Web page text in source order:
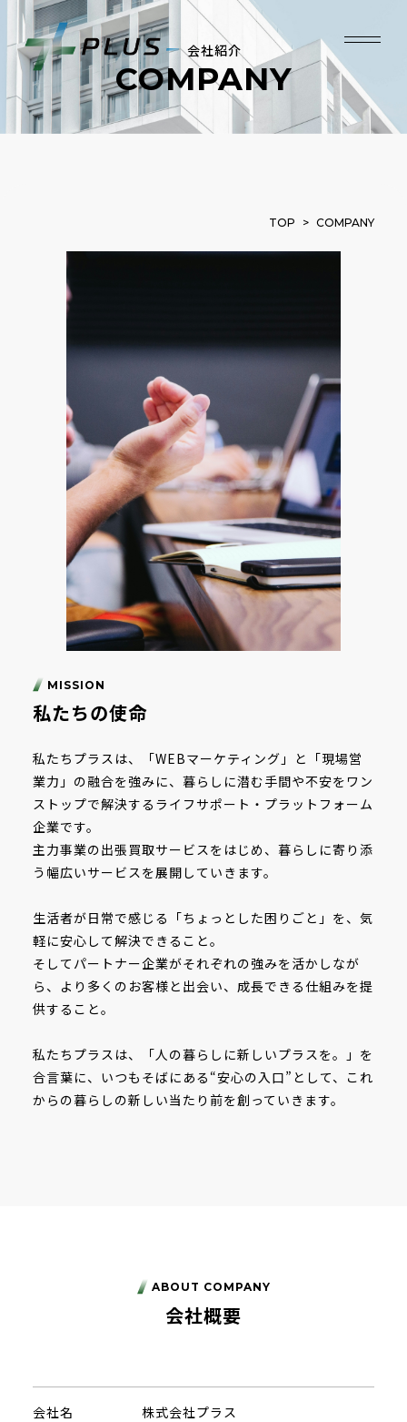
会社紹介
COMPANY
TOP > COMPANY
MISSION
私たちの使命
私たちプラスは、「WEBマーケティング」と「現場営
業力」の融合を強みに、暮らしに潜む手間や不安をワン
ストップで解決するライフサポート・プラットフォーム
企業です。
主力事業の出張買取サービスをはじめ、暮らしに寄り添
う幅広いサービスを展開していきます。
生活者が日常で感じる「ちょっとした困りごと」を、気
軽に安心して解決できること。
そしてパートナー企業がそれぞれの強みを活かしなが
ら、より多くのお客様と出会い、成長できる仕組みを提
供すること。
私たちプラスは、「人の暮らしに新しいプラスを。」を
合言葉に、いつもそばにある“安心の入口”として、これ
からの暮らしの新しい当たり前を創っていきます。
ABOUT COMPANY
会社概要
会社名 株式会社プラス